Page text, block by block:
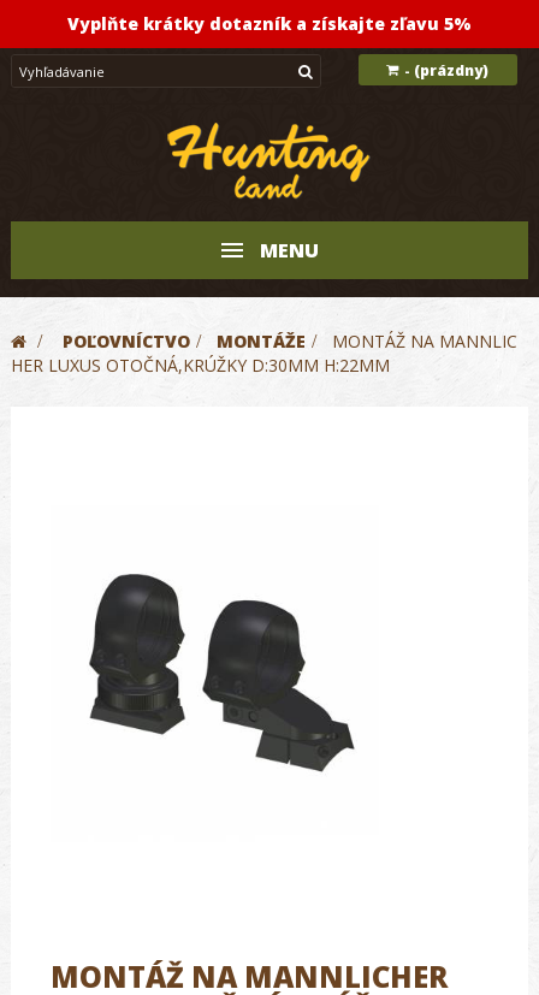
Vyplňte krátky dotazník a získajte zľavu 5%
- (prázdny)
MENU
> POĽOVNÍCTVO > MONTÁŽE >
MONTÁŽ NA MANNLIC
HER LUXUS OTOČNÁ,KRÚŽKY D:30MM H:22MM
MONTÁŽ NA MANNLICHER